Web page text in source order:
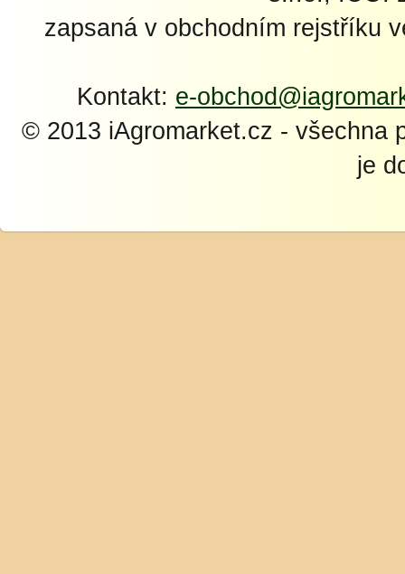
zapsaná v obchodním rejstříku
Kontakt: e-
© 2013 iAgromarket.cz - všechna
je